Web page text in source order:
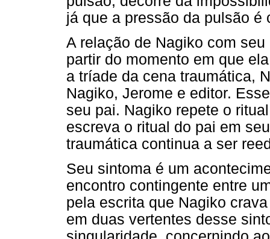
já que a pressão da pulsão
A relação de Nagiko com
partir do momento em que
a tríade da cena traumática,
Nagiko, Jerome e editor.
seu pai. Nagiko repete o
escreva o ritual do pai em
traumática continua a ser
Seu sintoma é um
encontro contingente entre
pela escrita que Nagiko
em duas vertentes desse